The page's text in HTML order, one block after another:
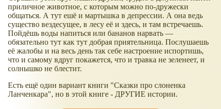
приличное животное, с которым можно по-дружески
общаться. А тут ешё и мартышка в депрессии. А она ведь
существо вездесущее, в лесу её и здесь, и там встречаешь.
Пойдёшь воды напиться или бананов нарвать —
обязательно тут как тут добрая приятельница. Послушаешь
её жалобы и на весь день так себе настроение испортишь,
что и самому вдруг покажется, что и травка не зеленеет, и
солнышко не блестит.
Есть ещё один вариант книги "Сказки про слоненка
Ланченкара", но в этой книге - ДРУГИЕ истории.